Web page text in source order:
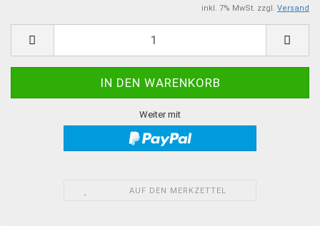
inkl. 7% MwSt. zzgl. Versand
Weiter mit
AUF DEN MERKZETTEL